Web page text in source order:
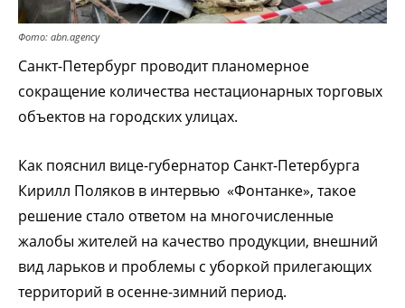
Фото: abn.agency
Санкт-Петербург проводит планомерное
сокращение количества нестационарных торговых
объектов на городских улицах.
Как пояснил вице-губернатор Санкт-Петербурга
Кирилл Поляков в интервью «Фонтанке», такое
решение стало ответом на многочисленные
жалобы жителей на качество продукции, внешний
вид ларьков и проблемы с уборкой прилегающих
территорий в осенне-зимний период.